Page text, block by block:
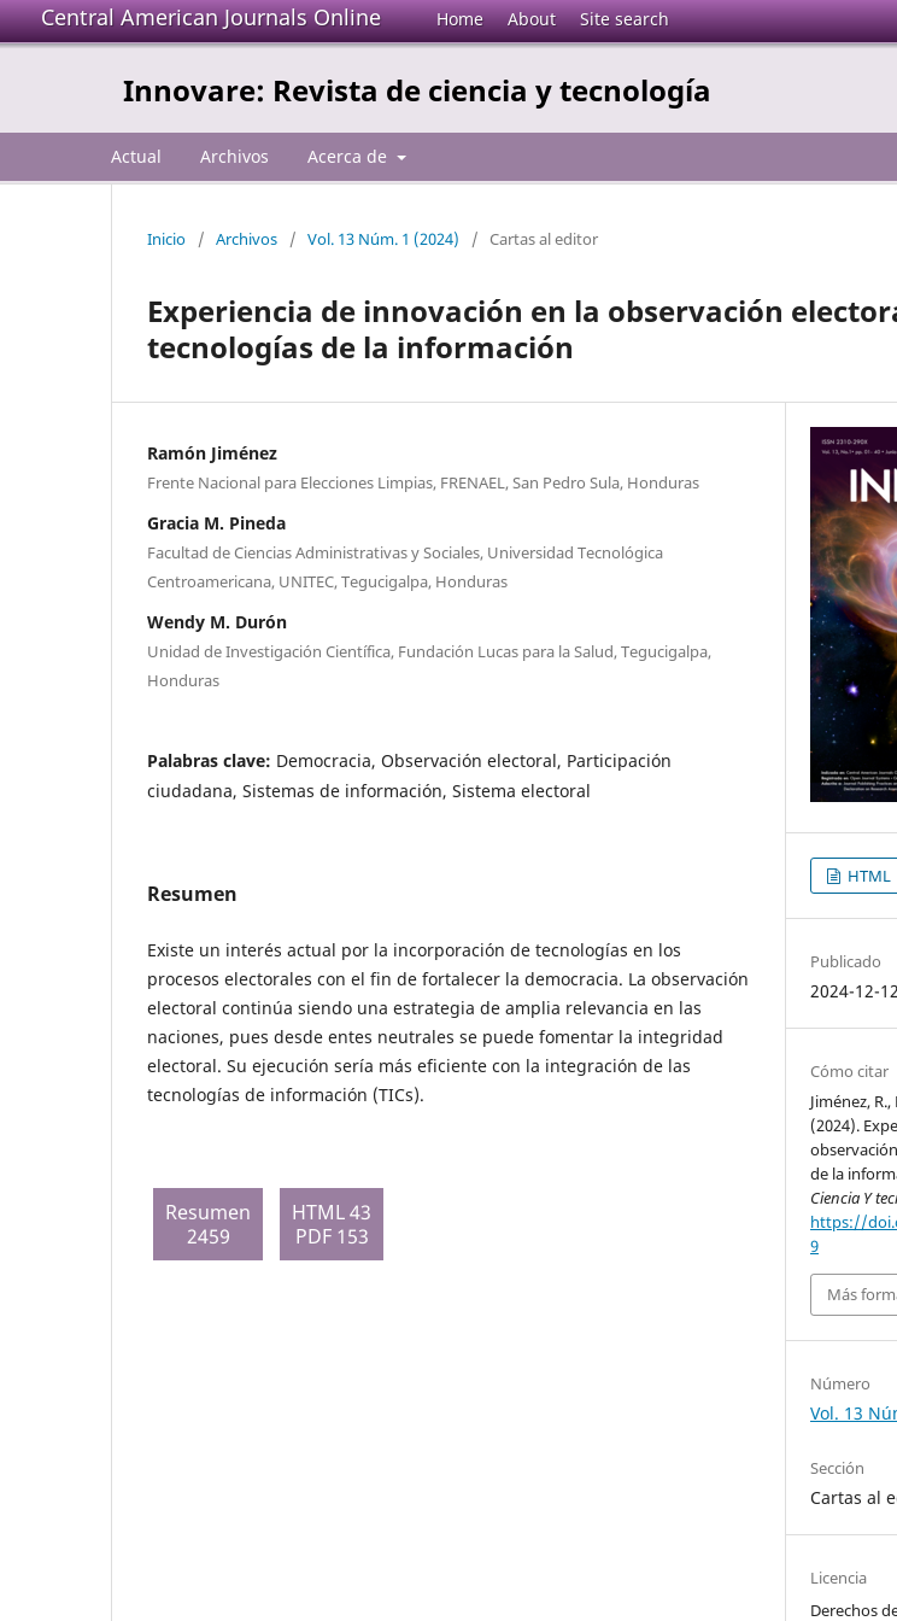
Central American Journals Online Home About Site search
Innovare: Revista de ciencia y tecnología
Actual Archivos Acerca de
Inicio / Archivos / Vol. 13 Núm. 1 (2024) / Cartas al editor
Experiencia de innovación en la observación
tecnologías de la información
Ramón Jiménez
Frente Nacional para Elecciones Limpias, FRENAEL, San Pedro Sula, Honduras
Gracia M. Pineda
Facultad de Ciencias Administrativas y Sociales, Universidad Tecnológica
Centroamericana, UNITEC, Tegucigalpa, Honduras
Wendy M. Durón
Unidad de Investigación Científica, Fundación Lucas para la Salud, Tegucigalpa,
Honduras
Palabras clave: Democracia, Observación electoral, Participación
ciudadana, Sistemas de información, Sistema electoral
Resumen
Existe un interés actual por la incorporación de tecnologías en los
procesos electorales con el fin de fortalecer la democracia. La observación
electoral continúa siendo una estrategia de amplia relevancia en las
naciones, pues desde entes neutrales se puede fomentar la integridad
electoral. Su ejecución sería más eficiente con la integración de las
tecnologías de información (TICs).
Resumen
2459
HTML 43
PDF 153
HTML
Publicado
2024-12-12
Cómo citar
Jiménez,
(2024).
de la
Ciencia Y
https://
9
Más
Número
Vol. 13
Sección
Cartas al
Licencia
Derechos